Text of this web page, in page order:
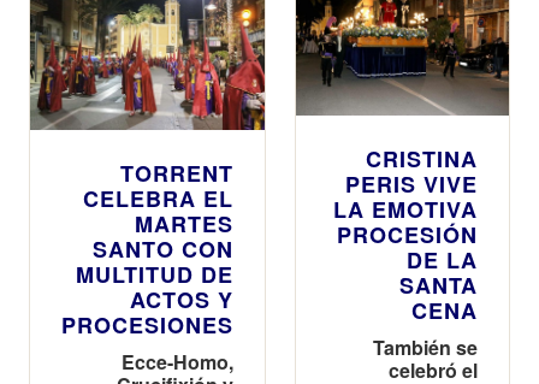
TORRENT
CELEBRA EL
MARTES
SANTO CON
MULTITUD DE
ACTOS Y
PROCESIONES
Ecce-Homo,
CRISTINA
PERIS VIVE
LA EMOTIVA
PROCESIÓN
DE LA
SANTA
CENA
También se
celebró el